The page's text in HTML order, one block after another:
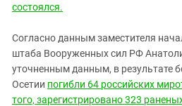
состоялся.
Согласно данным заместителя
штаба Вооруженных сил РФ
уточненным данным, в результате
Осетии погибли 64 российских
того, зарегистрировано 323